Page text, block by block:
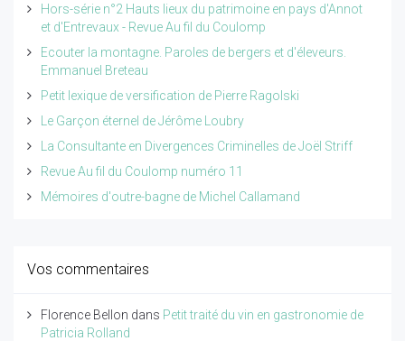
Hors-série n°2 Hauts lieux du patrimoine en pays d'Annot
et d'Entrevaux - Revue Au fil du Coulomp
Ecouter la montagne. Paroles de bergers et d'éleveurs.
Emmanuel Breteau
Petit lexique de versification de Pierre Ragolski
Le Garçon éternel de Jérôme Loubry
La Consultante en Divergences Criminelles de Joël Striff
Revue Au fil du Coulomp numéro 11
Mémoires d'outre-bagne de Michel Callamand
Vos commentaires
Florence Bellon dans Petit traité du vin en gastronomie de
Patricia Rolland